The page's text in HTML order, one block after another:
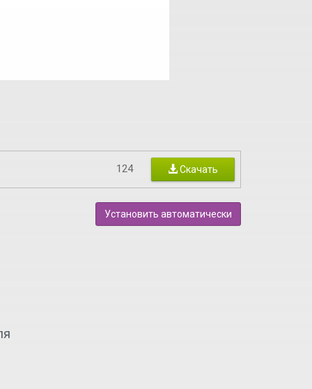
124 Скачать
Установить автоматически